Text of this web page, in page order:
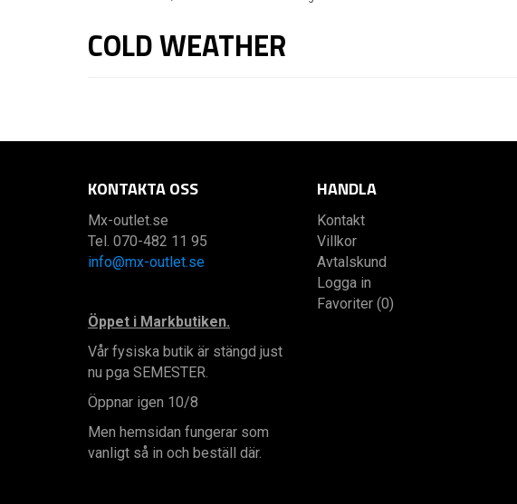
COLD WEATHER
KONTAKTA OSS
Mx-outlet.se
Tel. 070-482 11 95
info@mx-outlet.se
Öppet i Markbutiken.
Vår fysiska butik är stängd just
nu pga SEMESTER.
Öppnar igen 10/8
Men hemsidan fungerar som
vanligt så in och beställ där.
HANDLA
Kontakt
Villkor
Avtalskund
Logga in
Favoriter (0)